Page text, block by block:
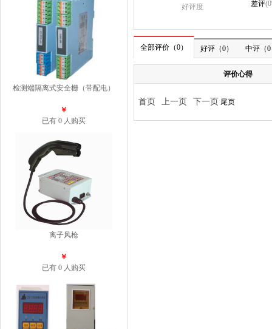
检测端隔离式安全栅（带配电）
￥
已有 0 人购买
离子风枪
￥
已有 0 人购买